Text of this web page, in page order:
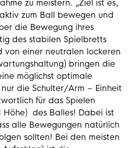
zu meistern. „Ziel ist es,
zum Ball bewegen und
die Bewegung ihres
des stabilen Spielbretts
von einer neutralen lockeren
bringen die
möglichst optimale
die Schulter/Arm – Einheit
für das Spielen
Höhe) des Balles! Dabei ist
alle Bewegungen natürlich
sollten! Bei den meisten